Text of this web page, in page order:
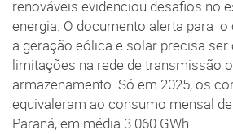
renováveis evidenciou desafios no
energia. O documento alerta para o
a geração eólica e solar precisa ser
limitações na rede de transmissão
armazenamento. Só em 2025, os
equivaleram ao consumo mensal
Paraná, em média 3.060 GWh.